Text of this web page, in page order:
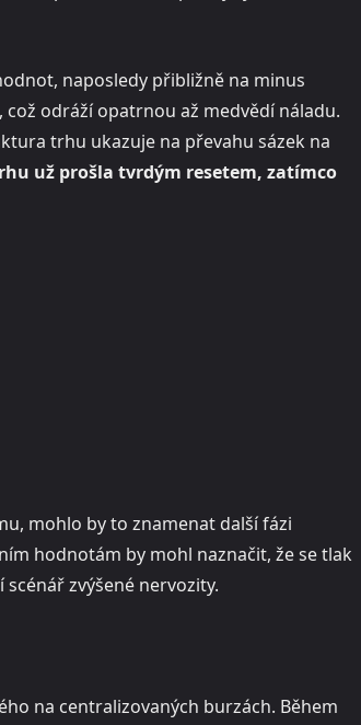
naposledy přibližně na minus
odráží opatrnou až medvědí náladu.
trhu ukazuje na převahu sázek na
už prošla tvrdým resetem, zatímco
mohlo by to znamenat další fázi
hodnotám by mohl naznačit, že se tlak
zvýšené nervozity.
na centralizovaných burzách. Během